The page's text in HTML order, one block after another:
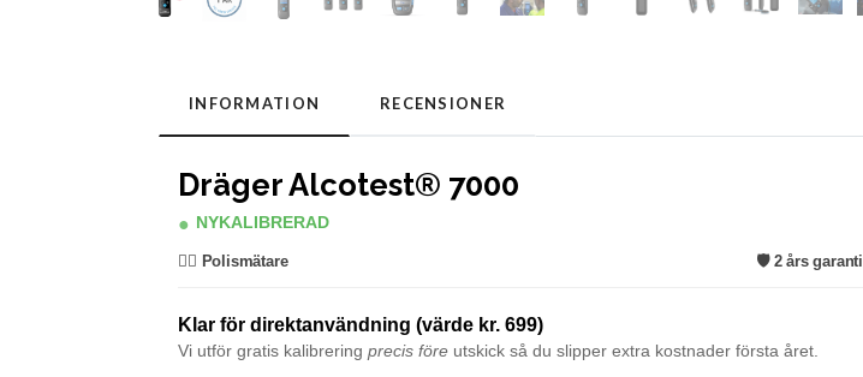
INFORMATION RECENSIONER
Dräger Alcotest® 7000
● NYKALIBRERAD
👮‍♂️ Polismätare 🛡️ 2 års garanti
Klar för direktanvändning (värde kr. 699)
Vi utför gratis kalibrering precis före utskick så du slipper extra kostnader första året.